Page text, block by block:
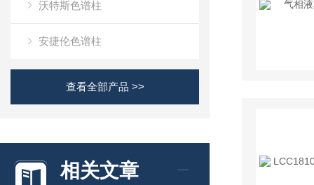
沃特斯色谱柱
安捷伦色谱柱
查看全部产品 >>
相关文章